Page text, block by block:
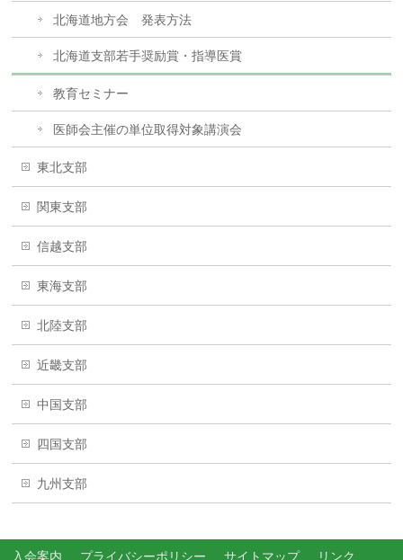
北海道地方会 発表方法
北海道支部若手奨励賞・指導医賞
教育セミナー
医師会主催の単位取得対象講演会
東北支部
関東支部
信越支部
東海支部
北陸支部
近畿支部
中国支部
四国支部
九州支部
入会案内 プライバシーポリシー サイトマップ リンク